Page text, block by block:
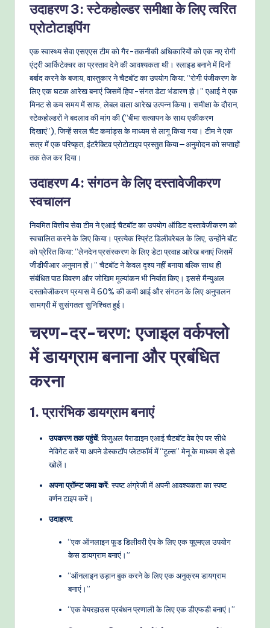
उदाहरण 3: स्टेकहोल्डर समीक्षा के लिए त्वरित
प्रोटोटाइपिंग
एक स्वास्थ्य सेवा एसएएस टीम को गैर-तकनीकी अधिकारियों को एक नए रोगी
एंट्री आर्किटेक्चर का प्रस्ताव देने की आवश्यकता थी। स्लाइड बनाने में दिनों
बर्बाद करने के बजाय, वास्तुकार ने चैटबॉट का उपयोग किया: “रोगी पंजीकरण के
लिए एक घटक आरेख बनाएं जिसमें हिपा-संगत डेटा भंडारण हो।” एआई ने एक
मिनट से कम समय में साफ, लेबल वाला आरेख उत्पन्न किया। समीक्षा के दौरान,
स्टेकहोल्डरों ने बदलाव की मांग की (“बीमा सत्यापन के साथ एकीकरण
दिखाएं”), जिन्हें सरल चैट कमांड्स के माध्यम से लागू किया गया। टीम ने एक
सत्र में एक परिष्कृत, इंटरैक्टिव प्रोटोटाइप प्रस्तुत किया—अनुमोदन को सप्ताहों
तक तेज कर दिया।
उदाहरण 4: संगठन के लिए दस्तावेजीकरण
स्वचालन
नियमित वित्तीय सेवा टीम ने एआई चैटबॉट का उपयोग ऑडिट दस्तावेजीकरण को
स्वचालित करने के लिए किया। प्रत्येक स्प्रिंट डिलीवरेबल के लिए, उन्होंने बॉट
को प्रेरित किया: “लेनदेन प्रसंस्करण के लिए डेटा प्रवाह आरेख बनाएं जिसमें
जीडीपीआर अनुमान हों।” चैटबॉट ने केवल दृश्य नहीं बनाया बल्कि साथ ही
संबंधित पाठ विवरण और जोखिम मूल्यांकन भी निर्यात किए। इससे मैन्युअल
दस्तावेजीकरण प्रयास में 60% की कमी आई और संगठन के लिए अनुपालन
सामग्री में सुसंगतता सुनिश्चित हुई।
चरण-दर-चरण: एजाइल वर्कफ्लो
में डायग्राम बनाना और प्रबंधित
करना
1. प्रारंभिक डायग्राम बनाएं
उपकरण तक पहुंचें: विजुअल पैराडाइम एआई चैटबॉट वेब ऐप पर सीधे
नेविगेट करें या अपने डेस्कटॉप प्लेटफॉर्म में “टूल्स” मेनू के माध्यम से इसे
खोलें।
अपना प्रॉम्प्ट जमा करें: स्पष्ट अंग्रेजी में अपनी आवश्यकता का स्पष्ट
वर्णन टाइप करें।
उदाहरण:
“एक ऑनलाइन फूड डिलीवरी ऐप के लिए एक यूएमएल उपयोग
केस डायग्राम बनाएं।”
“ऑनलाइन उड़ान बुक करने के लिए एक अनुक्रम डायग्राम
बनाएं।”
“एक वेयरहाउस प्रबंधन प्रणाली के लिए एक डीएफडी बनाएं।”